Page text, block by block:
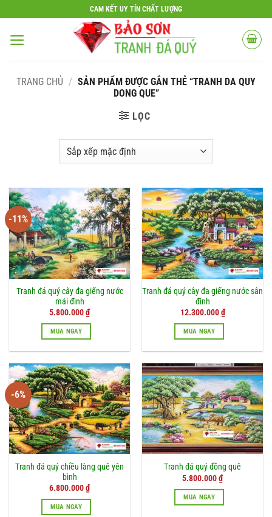
qua
nội
CAM KẾT UY TÍN CHẤT LƯỢNG
TRANG CHỦ / SẢN PHẨM ĐƯỢC GẮN THẺ “TRANH DA QUY
DONG QUE”
LỌC
-11%
Tranh đá quý cây đa giếng nước
mái đình
Giá
là:
6.500.000 ₫.
5.800.000₫Giá
hiện
tại
MUA NGAY
Tranh đá quý cây đa giếng nước sân
đình
12.300.000₫
MUA NGAY
-6%
Tranh đá quý chiều làng quê yên
bình
Giá
là:
7.200.000 ₫.
6.800.000₫Giá
hiện
tại
MUA NGAY
Tranh đá quý đồng quê
5.800.000₫
MUA NGAY